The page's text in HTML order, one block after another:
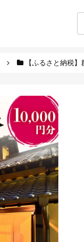
【ふるさと納税